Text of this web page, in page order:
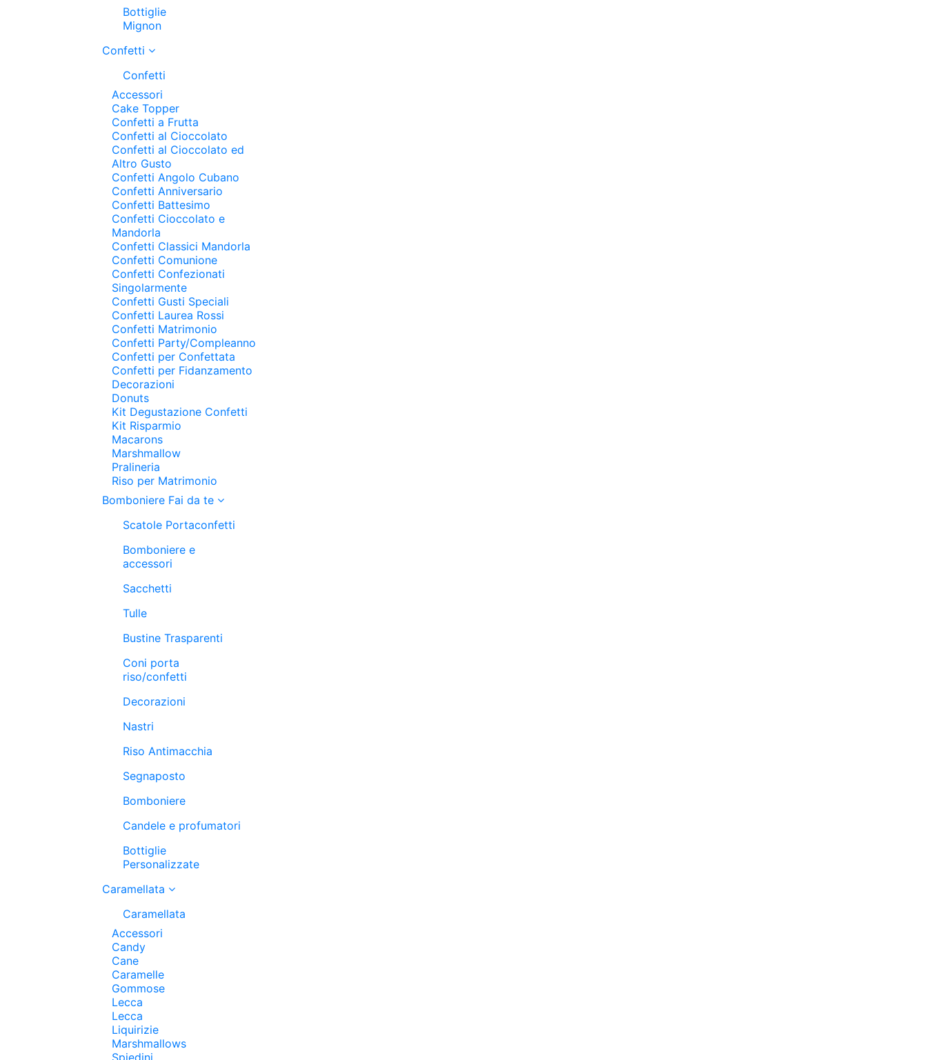
Bottiglie
Mignon
Confetti
Confetti
Accessori
Cake Topper
Confetti a Frutta
Confetti al Cioccolato
Confetti al Cioccolato ed
Altro Gusto
Confetti Angolo Cubano
Confetti Anniversario
Confetti Battesimo
Confetti Cioccolato e
Mandorla
Confetti Classici Mandorla
Confetti Comunione
Confetti Confezionati
Singolarmente
Confetti Gusti Speciali
Confetti Laurea Rossi
Confetti Matrimonio
Confetti Party/Compleanno
Confetti per Confettata
Confetti per Fidanzamento
Decorazioni
Donuts
Kit Degustazione Confetti
Kit Risparmio
Macarons
Marshmallow
Pralineria
Riso per Matrimonio
Bomboniere Fai da te
Scatole Portaconfetti
Bomboniere e
accessori
Sacchetti
Tulle
Bustine Trasparenti
Coni porta
riso/confetti
Decorazioni
Nastri
Riso Antimacchia
Segnaposto
Bomboniere
Candele e profumatori
Bottiglie
Personalizzate
Caramellata
Caramellata
Accessori
Candy
Cane
Caramelle
Gommose
Lecca
Lecca
Liquirizie
Marshmallows
Spiedini